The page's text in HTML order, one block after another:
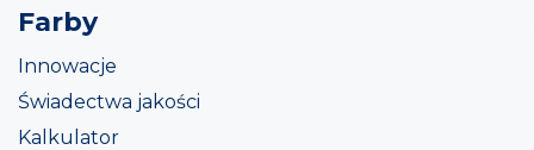
Farby
Innowacje
Świadectwa jakości
Kalkulator